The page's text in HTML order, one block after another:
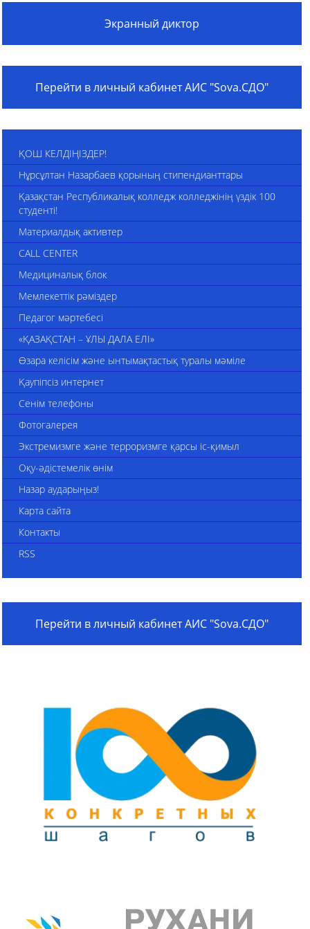
Экранный диктор
Перейти в личный кабинет АИС "Sova.СДО"
ҚОШ КЕЛДІҢІЗДЕР!
Нұрсұлтан Назарбаев қорының стипендианттары
Қазақстан Республикалық колледж колледжінің үздік 100
студенті!
Материалдық активтер
CALL CENTER
Медициналық блок
Мемлекеттік рәміздер
Педагог мәртебесі
«ҚАЗАҚСТАН – ҰЛЫ ДАЛА ЕЛІ»
Өзара келісім және ынтымақтастық туралы мәміле
Қаупіпсіз интернет
Сенім телефоны
Фотогалерея
Экстремизмге және терроризмге қарсы іс-қимыл
Оқу-әдістемелік өнім
Назар аударыңыз!
Карта сайта
Контакты
RSS
Перейти в личный кабинет АИС "Sova.СДО"